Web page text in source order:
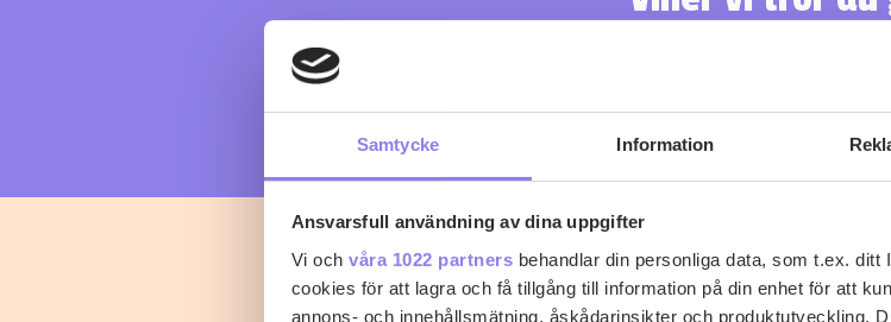
Samtycke Information
Ansvarsfull användning av dina uppgifter
Vi och våra 1022 partners behandlar din personliga data, som t.ex.
cookies för att lagra och få tillgång till information på din enhet för att
annons- och innehållsmätning, åskådarinsikter och produktutveckling.